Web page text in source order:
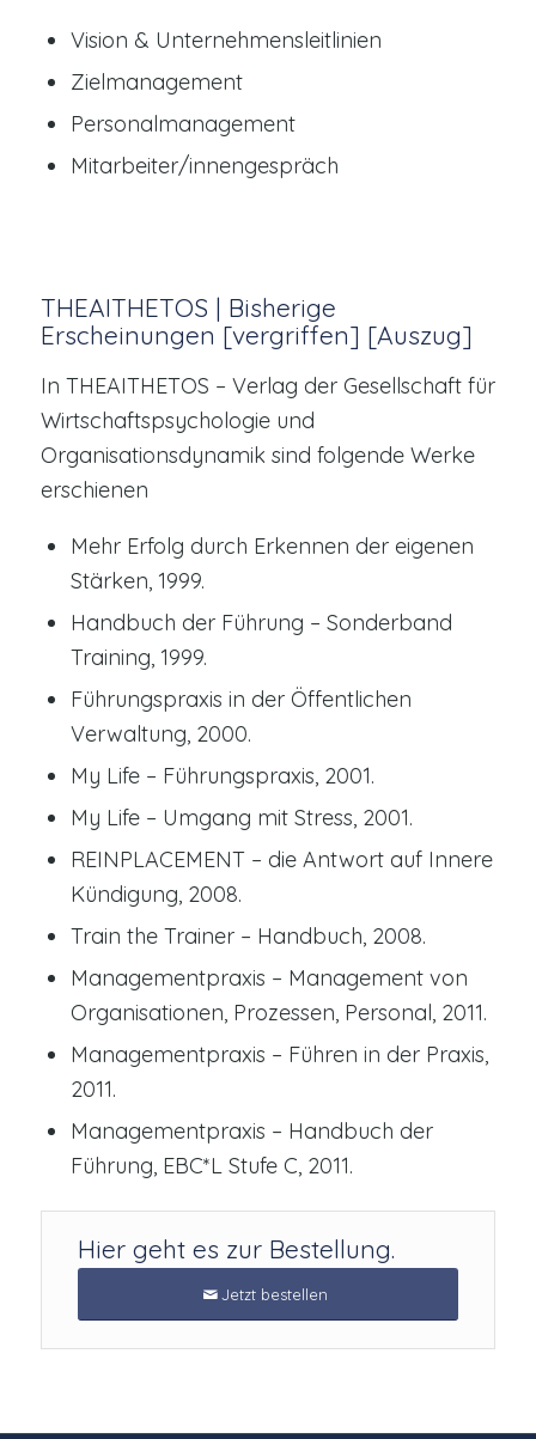
Vision & Unternehmensleitlinien
Zielmanagement
Personalmanagement
Mitarbeiter/innengespräch
THEAITHETOS | Bisherige
Erscheinungen [vergriffen] [Auszug]
In THEAITHETOS – Verlag der Gesellschaft für
Wirtschaftspsychologie und
Organisationsdynamik sind folgende Werke
erschienen
Mehr Erfolg durch Erkennen der eigenen
Stärken, 1999.
Handbuch der Führung – Sonderband
Training, 1999.
Führungspraxis in der Öffentlichen
Verwaltung, 2000.
My Life – Führungspraxis, 2001.
My Life – Umgang mit Stress, 2001.
REINPLACEMENT – die Antwort auf Innere
Kündigung, 2008.
Train the Trainer – Handbuch, 2008.
Managementpraxis – Management von
Organisationen, Prozessen, Personal, 2011.
Managementpraxis – Führen in der Praxis,
2011.
Managementpraxis – Handbuch der
Führung, EBC*L Stufe C, 2011.
Hier geht es zur Bestellung.
Jetzt bestellen